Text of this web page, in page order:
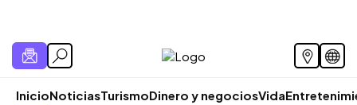
InicioNoticiasTurismoDinero y negociosVida